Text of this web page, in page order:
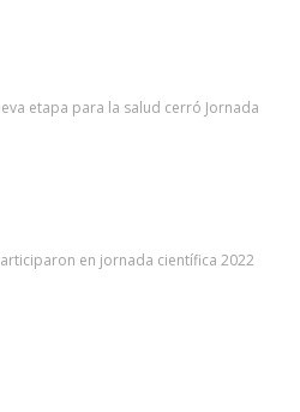
etapa para la salud cerró Jornada
en jornada científica 2022